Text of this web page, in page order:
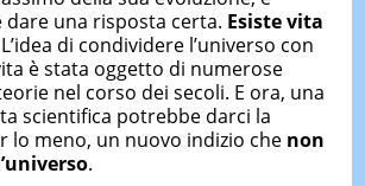
una risposta certa. Esiste vita
di condividere l’universo con
è stata oggetto di numerose
nel corso dei secoli. E ora, una
scientifica potrebbe darci la
lo meno, un nuovo indizio che non
.